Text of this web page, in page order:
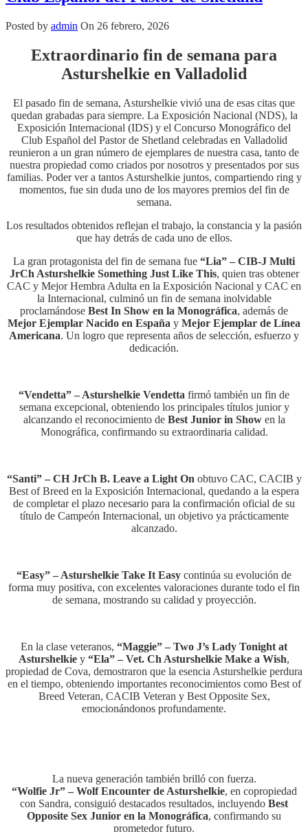
Posted by admin On 26 febrero, 2026
Extraordinario fin de semana para
Asturshelkie en Valladolid
El pasado fin de semana, Asturshelkie vivió una de esas citas que
quedan grabadas para siempre. La Exposición Nacional (NDS), la
Exposición Internacional (IDS) y el Concurso Monográfico del
Club Español del Pastor de Shetland celebradas en Valladolid
reunieron a un gran número de ejemplares de nuestra casa, tanto de
nuestra propiedad como criados por nosotros y presentados por sus
familias. Poder ver a tantos Asturshelkie juntos, compartiendo ring y
momentos, fue sin duda uno de los mayores premios del fin de
semana.
Los resultados obtenidos reflejan el trabajo, la constancia y la pasión
que hay detrás de cada uno de ellos.
La gran protagonista del fin de semana fue “Lia” – CIB-J Multi
JrCh Asturshelkie Something Just Like This, quien tras obtener
CAC y Mejor Hembra Adulta en la Exposición Nacional y CAC en
la Internacional, culminó un fin de semana inolvidable
proclamándose Best In Show en la Monográfica, además de
Mejor Ejemplar Nacido en España y Mejor Ejemplar de Línea
Americana. Un logro que representa años de selección, esfuerzo y
dedicación.
“Vendetta” – Asturshelkie Vendetta firmó también un fin de
semana excepcional, obteniendo los principales títulos junior y
alcanzando el reconocimiento de Best Junior in Showen la
Monográfica, confirmando su extraordinaria calidad.
“Santi” – CH JrCh B. Leave a Light On obtuvo CAC, CACIB y
Best of Breed en la Exposición Internacional, quedando a la espera
de completar el plazo necesario para la confirmación oficial de su
título de Campeón Internacional, un objetivo ya prácticamente
alcanzado.
“Easy” – Asturshelkie Take It Easy continúa su evolución de
forma muy positiva, con excelentes valoraciones durante todo el fin
de semana, mostrando su calidad y proyección.
En la clase veteranos, “Maggie” – Two J’s Lady Tonight at
Asturshelkie y “Ela” – Vet. Ch Asturshelkie Make a Wish,
propiedad de Cova, demostraron que la esencia Asturshelkie perdura
en el tiempo, obteniendo importantes reconocimientos como Best of
Breed Veteran, CACIB Veteran y Best Opposite Sex,
emocionándonos profundamente.
La nueva generación también brilló con fuerza.
“Wolfie Jr” – Wolf Encounter de Asturshelkie, en copropiedad
con Sandra, consiguió destacados resultados, incluyendo Best
Opposite Sex Junior en la Monográfica, confirmando su
prometedor futuro.